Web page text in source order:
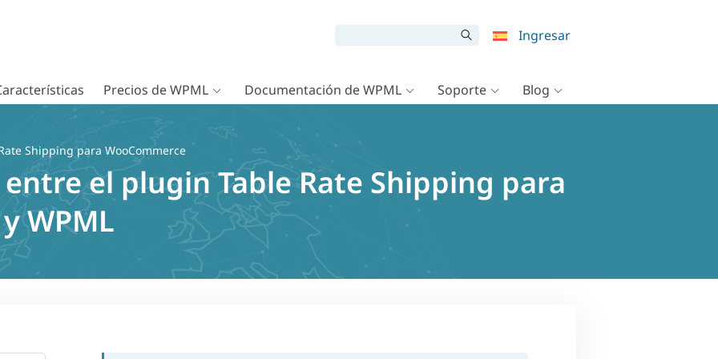
Ingresar
Precios de WPML Documentación de WPML Soporte Blog
Shipping para WooCommerce
el plugin Table Rate Shipping para
WPML